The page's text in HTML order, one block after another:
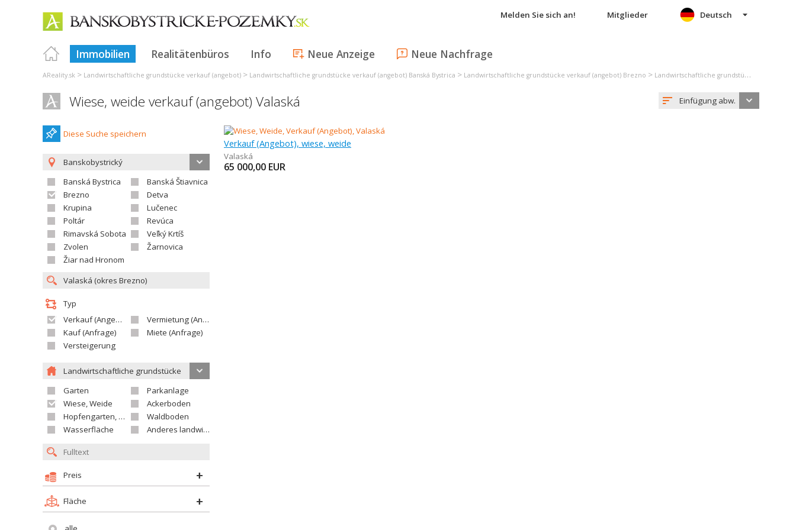
Melden Sie sich an! Mitglieder
Immobilien Realitätenbüros Info Neue Anzeige Neue Nachfrage
Deutsch
AReality.sk > Landwirtschaftliche grundstücke verkauf (angebot) > Landwirtschaftliche grundstücke verkauf (angebot) Banská Bystrica > Landwirtschaftliche grundstücke verkauf (angebot) Brezno > Landwirtschaftliche grundstücke verkauf (angebot) Valaská
Wiese, weide verkauf (angebot) Valaská Einfügung abw.
Diese Suche speichern
Banskobystrický
Banská Bystrica
Banská Štiavnica
Brezno
Detva
Krupina
Lučenec
Poltár
Revúca
Rimavská Sobota
Veľký Krtíš
Zvolen
Žarnovica
Žiar nad Hronom
Typ
Verkauf (Angebot)
Vermietung (Angebot)
Kauf (Anfrage)
Miete (Anfrage)
Versteigerung
Landwirtschaftliche grundstücke
Garten
Parkanlage
Wiese, Weide
Ackerboden
Hopfengarten, Weingarten
Waldboden
Wasserfläche
Anderes landwirtschaftliches Grundstück
Preis
Fläche
Verkauf (Angebot), wiese, weide
Valaská
65 000,00 EUR